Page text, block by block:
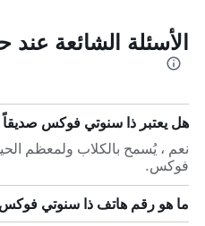
الأسئلة الشائعة
هل يعتبر ذا سنوتي فوكس صديقاً
نعم ، يُسمح بالكلاب ولمعظم
فوكس.
ما هو رقم هاتف ذا سنوتي